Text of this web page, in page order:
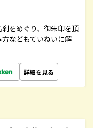
をめぐり、御朱印を頂
などもていねいに解
詳細を見る